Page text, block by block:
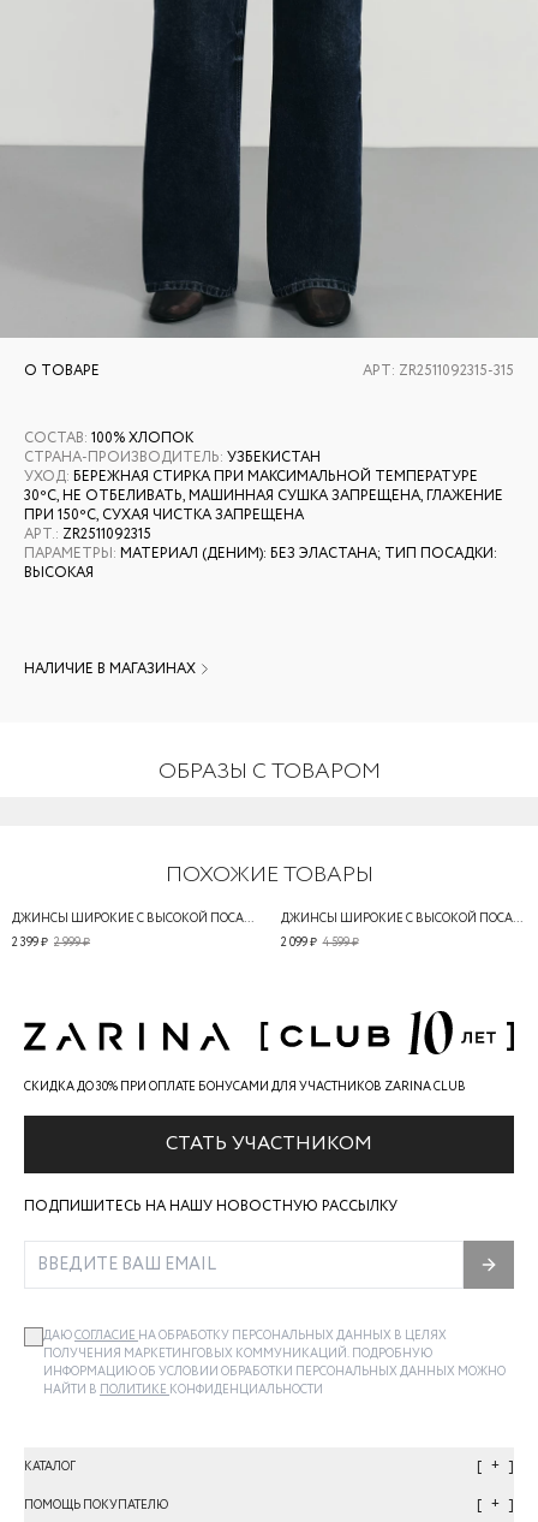
О ТОВАРЕ АРТ: ZR2511092315-315
СОСТАВ: 100% ХЛОПОК
СТРАНА-ПРОИЗВОДИТЕЛЬ: УЗБЕКИСТАН
УХОД: БЕРЕЖНАЯ СТИРКА ПРИ МАКСИМАЛЬНОЙ ТЕМПЕРАТУРЕ
30ºС, НЕ ОТБЕЛИВАТЬ, МАШИННАЯ СУШКА ЗАПРЕЩЕНА, ГЛАЖЕНИЕ
ПРИ 150ºС, СУХАЯ ЧИСТКА ЗАПРЕЩЕНА
АРТ.: ZR2511092315
ПАРАМЕТРЫ: МАТЕРИАЛ (ДЕНИМ): БЕЗ ЭЛАСТАНА; ТИП ПОСАДКИ:
ВЫСОКАЯ
НАЛИЧИЕ В МАГАЗИНАХ
ОБРАЗЫ С ТОВАРОМ
ПОХОЖИЕ ТОВАРЫ
ДЖИНСЫ ШИРОКИЕ С ВЫСОКОЙ ПОСАДКОЙ
2 999 ₽
2 399 ₽
ДЖИНСЫ ШИРОКИЕ С ВЫСОКОЙ ПОСАДКОЙ
4 599 ₽
2 099 ₽
СКИДКА ДО 30% ПРИ ОПЛАТЕ БОНУСАМИ ДЛЯ УЧАСТНИКОВ ZARINA CLUB
СТАТЬ УЧАСТНИКОМ
ПОДПИШИТЕСЬ НА НАШУ НОВОСТНУЮ РАССЫЛКУ
ДАЮСОГЛАСИЕ НА ОБРАБОТКУ ПЕРСОНАЛЬНЫХ ДАННЫХ В ЦЕЛЯХ
ПОЛУЧЕНИЯ МАРКЕТИНГОВЫХ КОММУНИКАЦИЙ. ПОДРОБНУЮ
ИНФОРМАЦИЮ ОБ УСЛОВИИ ОБРАБОТКИ ПЕРСОНАЛЬНЫХ ДАННЫХ МОЖНО
НАЙТИ В ПОЛИТИКЕ КОНФИДЕНЦИАЛЬНОСТИ
КАТАЛОГ +
ПОМОЩЬ ПОКУПАТЕЛЮ +